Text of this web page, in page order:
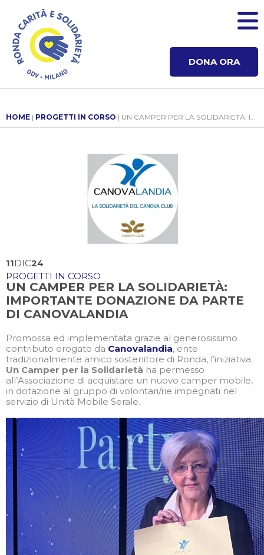
DONA ORA
HOME | PROGETTI IN CORSO | UN CAMPER PER LA SOLIDARIETÀ: IMPORTANTE DONAZIONE DA PARTE DI CANOVALANDIA
11DIC24
PROGETTI IN CORSO
UN CAMPER PER LA SOLIDARIETÀ:
IMPORTANTE DONAZIONE DA PARTE
DI CANOVALANDIA
Promossa ed implementata grazie al generosissimo
contributo erogato da Canovalandia, ente
tradizionalmente amico sostenitore di Ronda, l’iniziativa
Un Camper per la Solidarietà ha permesso
all’Associazione di acquistare un nuovo camper mobile,
in dotazione al gruppo di volontari/rie impegnati nel
servizio di Unità Mobile Serale.